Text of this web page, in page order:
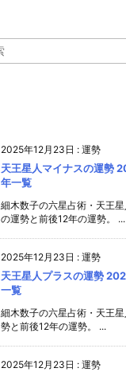
2025年12月23日 : 運勢
天王星人マイナスの運勢
年一覧
細木数子の六星占術・天王
の運勢と前後12年の運勢。 ...
2025年12月23日 : 運勢
天王星人プラスの運勢
一覧
細木数子の六星占術・天王
勢と前後12年の運勢。 ...
2025年12月23日 : 運勢